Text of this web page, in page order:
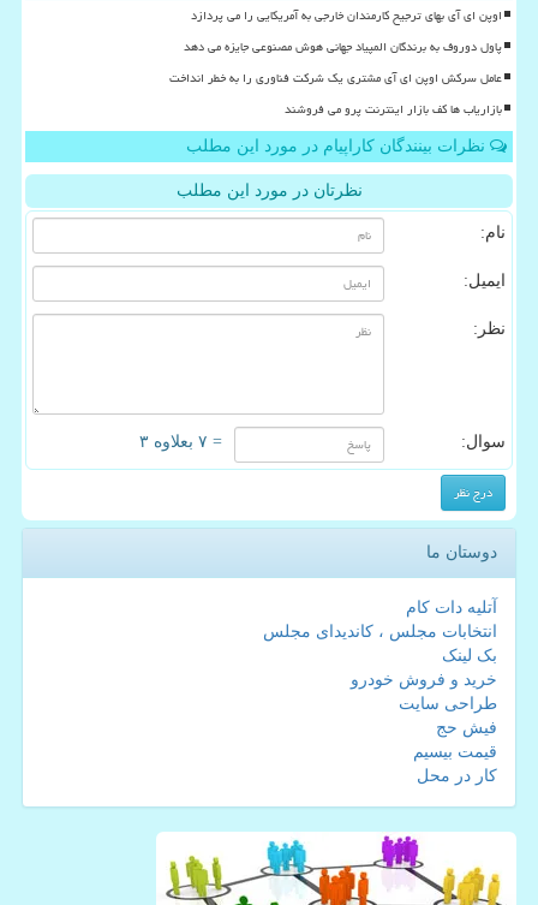
اوپن ای آی بهای ترجیح کارمندان خارجی به آمریکایی را می پردازد
پاول دوروف به برندگان المپیاد جهانی هوش مصنوعی جایزه می دهد
عامل سرکش اوپن ای آی مشتری یک شرکت فناوری را به خطر انداخت
بازاریاب ها کف بازار اینترنت پرو می فروشند
نظرات بینندگان کاراپیام در مورد این مطلب
نظرتان در مورد این مطلب
نام:
ایمیل:
نظر:
سوال: = ۷ بعلاوه ۳
دوستان ما
آتلیه دات کام
انتخابات مجلس ، کاندیدای مجلس
بک لینک
خرید و فروش خودرو
طراحی سایت
فیش حج
قیمت بیسیم
کار در محل